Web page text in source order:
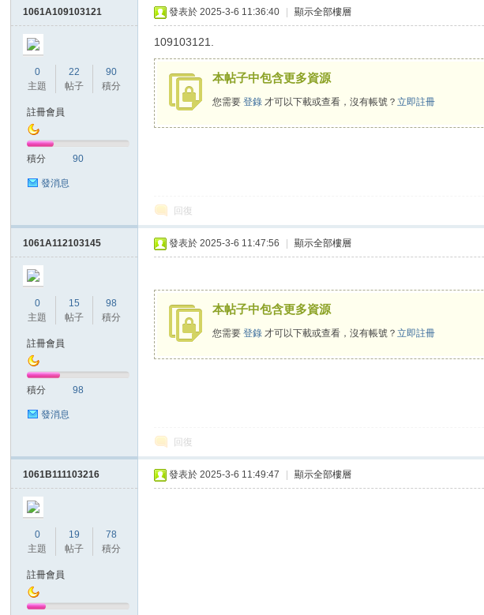
1061A109103121
0
主題
22
帖子
90
積分
註冊會員
積分 90
發消息
發表於 2025-3-6 11:36:40 顯示全部樓層
109103121.
本帖子中包含更多資源
您需要登錄 才可以下載或查看，沒有帳號？立即註冊
回復
1061A112103145
0
主題
15
帖子
98
積分
註冊會員
積分 98
發消息
發表於 2025-3-6 11:47:56 顯示全部樓層
本帖子中包含更多資源
您需要登錄 才可以下載或查看，沒有帳號？立即註冊
回復
1061B111103216
0
主題
19
帖子
78
積分
註冊會員
發表於 2025-3-6 11:49:47 顯示全部樓層